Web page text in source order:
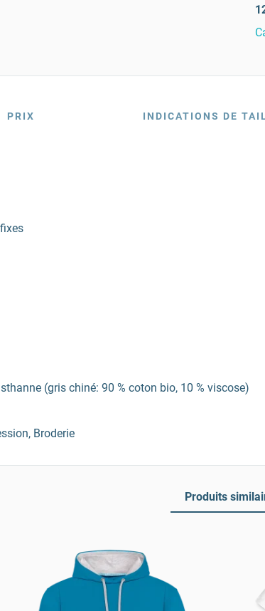
PRIX INDICATIONS DE
(gris chiné: 90 % coton bio, 10 % viscose)
Broderie
Produits